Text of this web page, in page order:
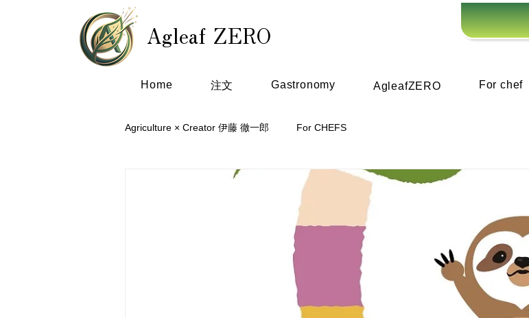
Agleaf ZERO
Home 注文 Gastronomy AgleafZERO For chef
Agriculture × Creator 伊藤 徹一郎 For CHEFS